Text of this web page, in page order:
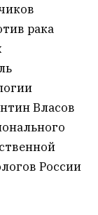
рака
Власов
России